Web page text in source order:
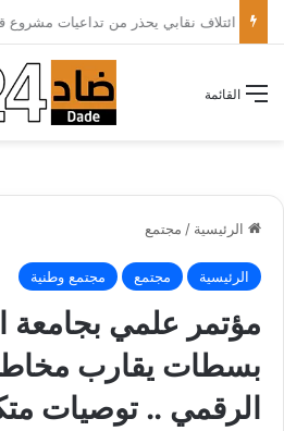
القائمة
الرئيسية / مجتمع
الرئيسية مجتمع مجتمع وطنية
مؤتمر علمي بجامعة
بسطات يقارب
الرقمي .. توصيات